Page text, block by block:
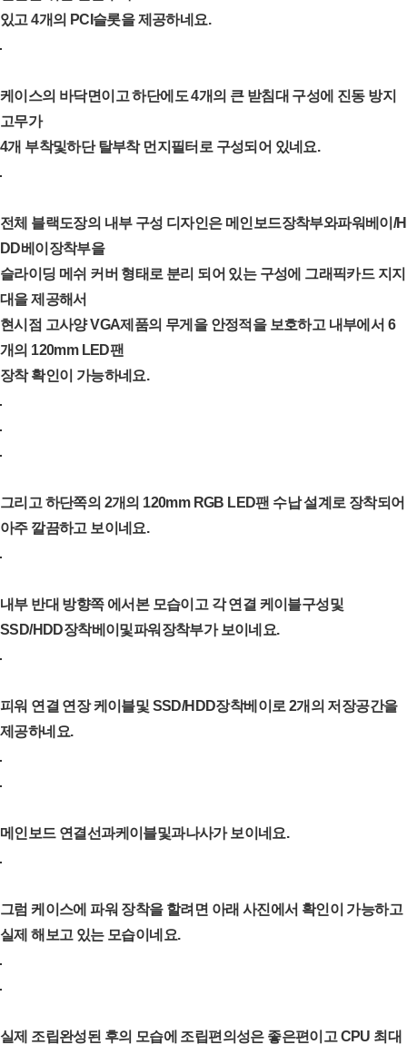
있고 4개의 PCI슬롯을 제공하네요.
케이스의 바닥면이고 하단에도 4개의 큰 받침대 구성에 진동 방지
고무가
4개 부착및하단 탈부착 먼지필터로 구성되어 있네요.
전체 블랙도장의 내부 구성 디자인은 메인보드장착부와파워베이/H
DD베이장착부을
슬라이딩 메쉬 커버 형태로 분리 되어 있는 구성에 그래픽카드 지지
대을 제공해서
현시점 고사양 VGA제품의 무게을 안정적을 보호하고 내부에서 6
개의 120mm LED팬
장착 확인이 가능하네요.
그리고 하단쪽의 2개의 120mm RGB LED팬 수납 설계로 장착되어
아주 깔끔하고 보이네요.
내부 반대 방향쪽 에서본 모습이고 각 연결 케이블구성및
SSD/HDD장착베이및파워장착부가 보이네요.
피워 연결 연장 케이블및 SSD/HDD장착베이로 2개의 저장공간을
제공하네요.
메인보드 연결선과케이블및과나사가 보이네요.
그럼 케이스에 파워 장착을 할려면 아래 사진에서 확인이 가능하고
실제 해보고 있는 모습이네요.
실제 조립완성된 후의 모습에 조립편의성은 좋은편이고 CPU 최대